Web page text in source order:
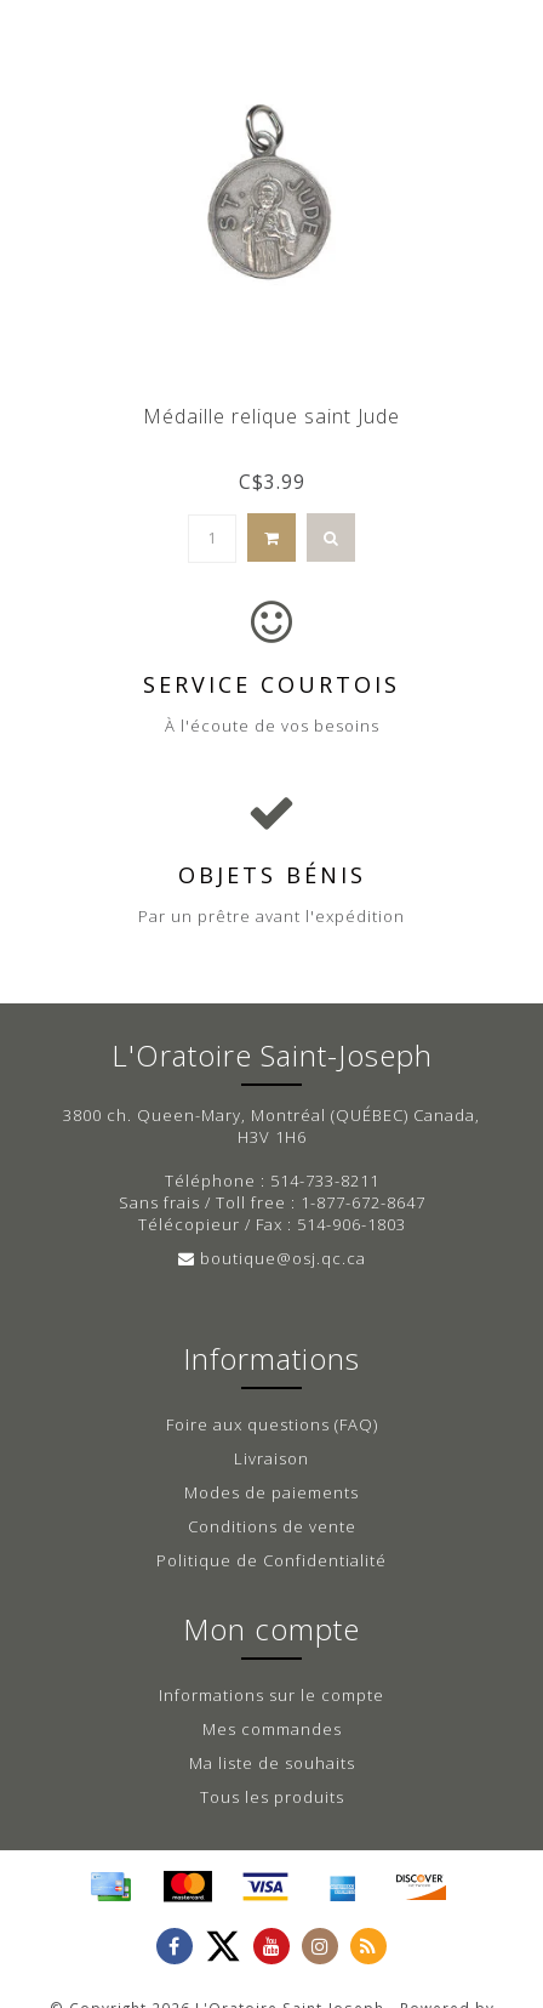
Médaille relique saint Jude
C$3.99
SERVICE COURTOIS
À l'écoute de vos besoins
OBJETS BÉNIS
Par un prêtre avant l'expédition
L'Oratoire Saint-Joseph
3800 ch. Queen-Mary, Montréal (QUÉBEC) Canada,
H3V 1H6
Téléphone : 514-733-8211
Sans frais / Toll free : 1-877-672-8647
Télécopieur / Fax : 514-906-1803
boutique@osj.qc.ca
Informations
Foire aux questions (FAQ)
Livraison
Modes de paiements
Conditions de vente
Politique de Confidentialité
Mon compte
Informations sur le compte
Mes commandes
Ma liste de souhaits
Tous les produits